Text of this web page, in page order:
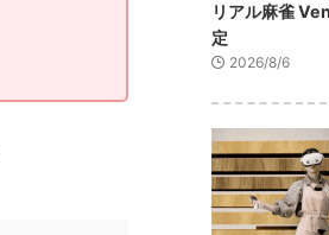
リアル麻雀
定
2026/8/6